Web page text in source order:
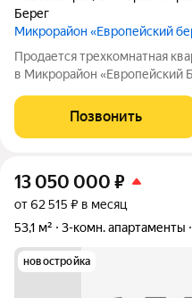
Берег
Микрорайон «Европейский
Продается трехкомнатная
в Микрорайон «Европейский
кухни-гостиной: 19.57 кв.м.
кухней-гостиной и
Позвонить
13 050 000 ₽
от 62 515 ₽ в месяц
53,1 м²
3-комн. апартаменты
новостройка